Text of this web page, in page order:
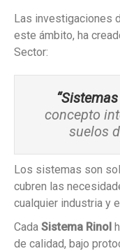
Las investigaciones
este ámbito, ha
Sector:
“Sistemas
concepto
suelos
Los sistemas son
cubren las
cualquier industria y
Cada Sistema Rinol
de calidad, bajo